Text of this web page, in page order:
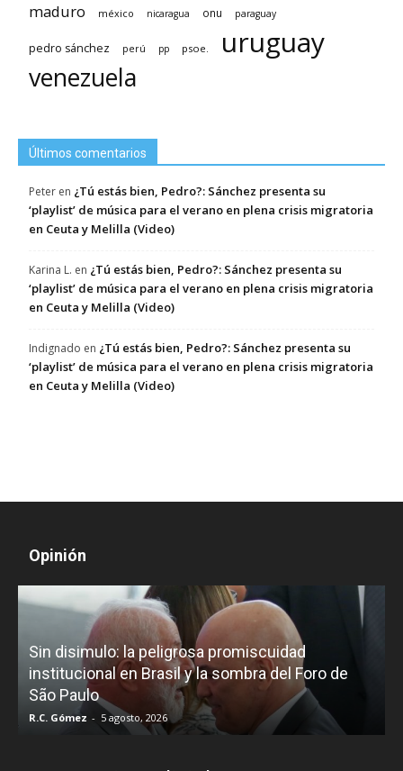
maduro méxico nicaragua onu paraguay
pedro sánchez perú pp psoe. uruguay
venezuela
Últimos comentarios
Peter en ¿Tú estás bien, Pedro?: Sánchez presenta su
‘playlist’ de música para el verano en plena crisis migratoria
en Ceuta y Melilla (Video)
Karina L. en ¿Tú estás bien, Pedro?: Sánchez presenta su
‘playlist’ de música para el verano en plena crisis migratoria
en Ceuta y Melilla (Video)
Indignado en ¿Tú estás bien, Pedro?: Sánchez presenta su
‘playlist’ de música para el verano en plena crisis migratoria
en Ceuta y Melilla (Video)
Opinión
Sin disimulo: la peligrosa promiscuidad
institucional en Brasil y la sombra del Foro de
São Paulo
R.C. Gómez - 5 agosto, 2026